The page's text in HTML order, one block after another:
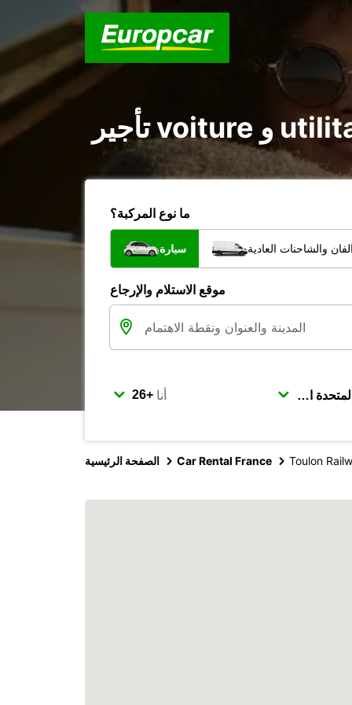
ما نوع المركبة؟
سيارة والشاحنات العادية
موقع الاستلام والإرجاع
أنا
الصفحة الرئيسية Car Rental France Toulon